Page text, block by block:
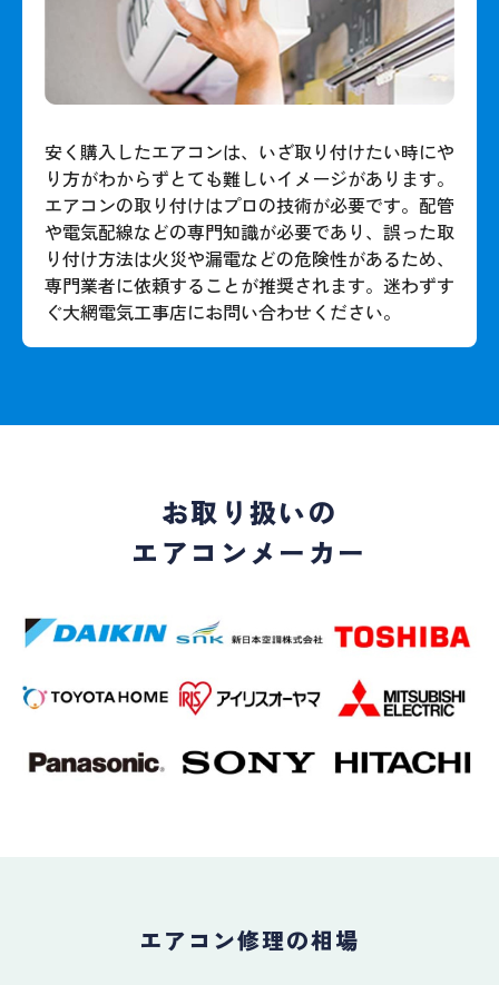
安く購入したエアコンは、いざ取り付けたい時にや
り方がわからずとても難しいイメージがあります。
エアコンの取り付けはプロの技術が必要です。配管
や電気配線などの専門知識が必要であり、誤った取
り付け方法は火災や漏電などの危険性があるため、
専門業者に依頼することが推奨されます。迷わずす
ぐ大網電気工事店にお問い合わせください。
お取り扱いの
エアコンメーカー
エアコン修理の相場